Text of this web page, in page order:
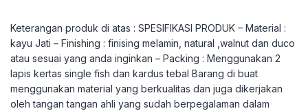
Keterangan produk di atas : SPESIFIKASI PRODUK – Material :
kayu Jati – Finishing : finising melamin, natural ,walnut dan duco
atau sesuai yang anda inginkan – Packing : Menggunakan 2
lapis kertas single fish dan kardus tebal Barang di buat
menggunakan material yang berkualitas dan juga dikerjakan
oleh tangan tangan ahli yang sudah berpegalaman dalam